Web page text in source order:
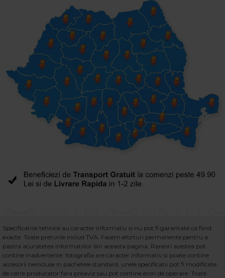
Specificatiile tehnice au caracter informativ si nu pot fi garantate ca fiind
exacte. Toate preturile includ TVA. Facem eforturi permanente pentru a
pastra acuratetea informatiilor din aceasta pagina. Rareori acestea pot
contine inadvertente: fotografia are caracter informativ si poate contine
accesorii neincluse in pachetele standard, unele specificatii pot fi modificate
de catre producator fara preaviz sau pot contine erori de operare. Toate